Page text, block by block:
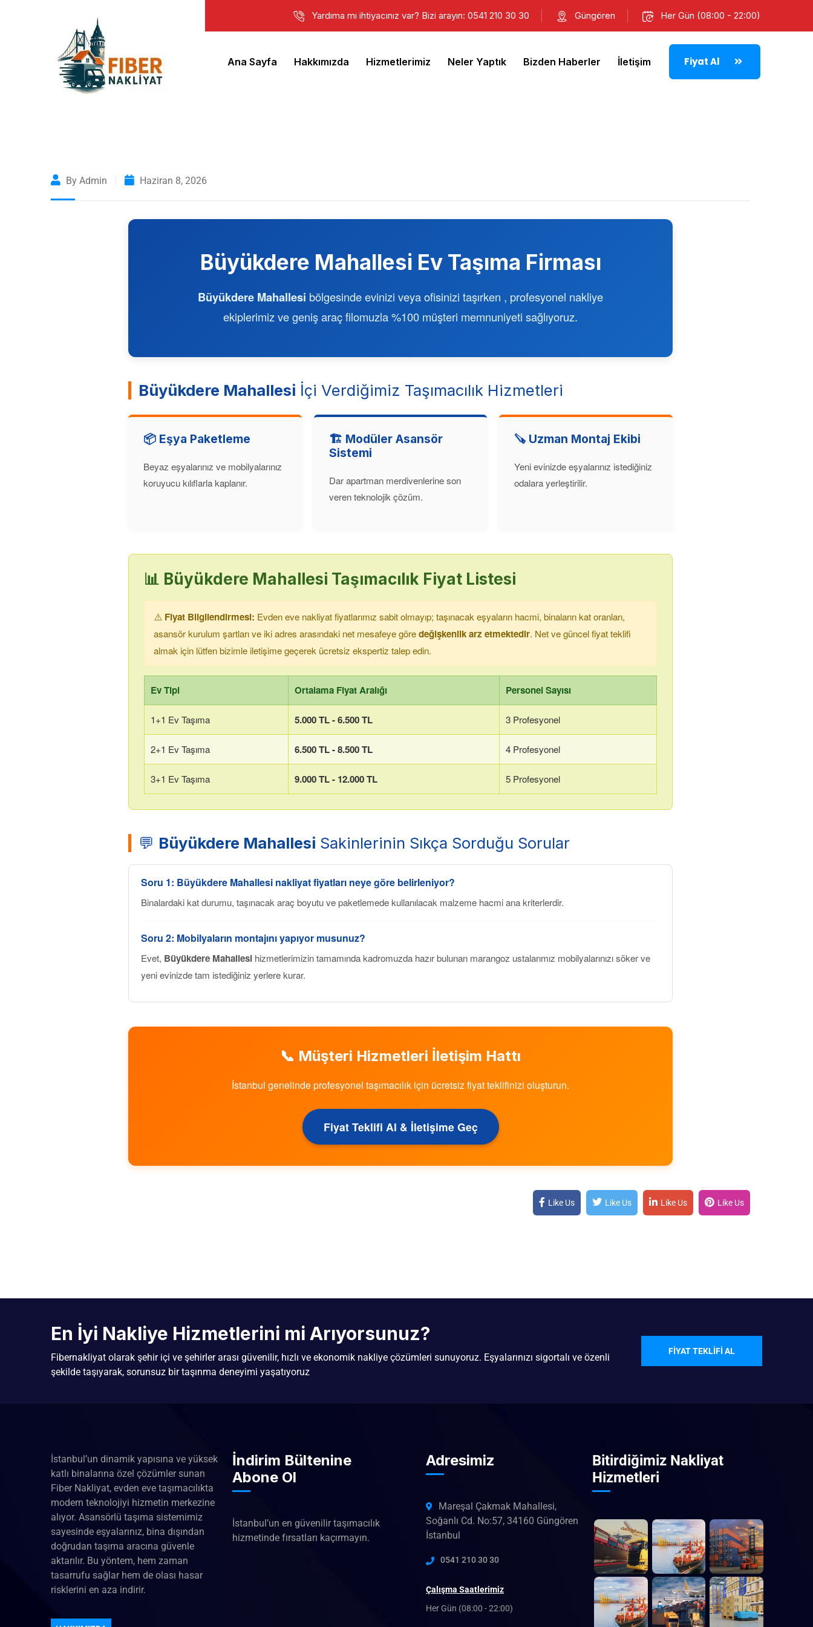
Yardıma mı ihtiyacınız var? Bizi arayın: 0541 210 30 30 Güngören Her Gün (08:00 - 22:00)
Ana Sayfa Hakkımızda Hizmetlerimiz Neler Yaptık Bizden Haberler İletişim Fiyat Al
By Admin Haziran 8, 2026
Büyükdere Mahallesi Ev Taşıma Firması
Büyükdere Mahallesi bölgesinde evinizi veya ofisinizi taşırken , profesyonel nakliye
ekiplerimiz ve geniş araç filomuzla %100 müşteri memnuniyeti sağlıyoruz.
Büyükdere Mahallesi İçi Verdiğimiz Taşımacılık Hizmetleri
📦 Eşya Paketleme
Beyaz eşyalarınız ve mobilyalarınız
koruyucu kılıflarla kaplanır.
🏗️ Modüler Asansör
Sistemi
Dar apartman merdivenlerine son
veren teknolojik çözüm.
🪚 Uzman Montaj Ekibi
Yeni evinizde eşyalarınız istediğiniz
odalara yerleştirilir.
📊 Büyükdere Mahallesi Taşımacılık Fiyat Listesi
⚠️ Fiyat Bilgilendirmesi: Evden eve nakliyat fiyatlarımız sabit olmayıp; taşınacak eşyaların hacmi, binaların kat oranları,
asansör kurulum şartları ve iki adres arasındaki net mesafeye göredeğişkenlik arz etmektedir. Net ve güncel fiyat teklifi
almak için lütfen bizimle iletişime geçerek ücretsiz ekspertiz talep edin.
Ev Tipi Ortalama Fiyat Aralığı Personel Sayısı
1+1 Ev Taşıma 5.000 TL - 6.500 TL 3 Profesyonel
2+1 Ev Taşıma 6.500 TL - 8.500 TL 4 Profesyonel
3+1 Ev Taşıma 9.000 TL - 12.000 TL 5 Profesyonel
💬 Büyükdere Mahallesi Sakinlerinin Sıkça Sorduğu Sorular
Soru 1: Büyükdere Mahallesi nakliyat fiyatları neye göre belirleniyor?
Binalardaki kat durumu, taşınacak araç boyutu ve paketlemede kullanılacak malzeme hacmi ana kriterlerdir.
Soru 2: Mobilyaların montajını yapıyor musunuz?
Evet, Büyükdere Mahallesi hizmetlerimizin tamamında kadromuzda hazır bulunan marangoz ustalarımız mobilyalarınızı söker ve
yeni evinizde tam istediğiniz yerlere kurar.
📞 Müşteri Hizmetleri İletişim Hattı
İstanbul genelinde profesyonel taşımacılık için ücretsiz fiyat teklifinizi oluşturun.
Fiyat Teklifi Al & İletişime Geç
Like Us Like Us Like Us Like Us
En İyi Nakliye Hizmetlerini mi Arıyorsunuz?
Fibernakliyat olarak şehir içi ve şehirler arası güvenilir, hızlı ve ekonomik nakliye çözümleri sunuyoruz. Eşyalarınızı sigortalı ve özenli
şekilde taşıyarak, sorunsuz bir taşınma deneyimi yaşatıyoruz
FIYAT TEKLIFI AL
İstanbul’un dinamik yapısına ve yüksek
katlı binalarına özel çözümler sunan
Fiber Nakliyat, evden eve taşımacılıkta
modern teknolojiyi hizmetin merkezine
alıyor. Asansörlü taşıma sistemimiz
sayesinde eşyalarınız, bina dışından
doğrudan taşıma aracına güvenle
aktarılır. Bu yöntem, hem zaman
tasarrufu sağlar hem de olası hasar
risklerini en aza indirir.
İndirim Bültenine
Abone Ol
İstanbul’un en güvenilir taşımacılık
hizmetinde fırsatları kaçırmayın.
Adresimiz
Mareşal Çakmak Mahallesi,
Soğanlı Cd. No:57, 34160 Güngören
İstanbul
0541 210 30 30
Çalışma Saatlerimiz
Her Gün (08:00 - 22:00)
Bitirdiğimiz Nakliyat
Hizmetleri